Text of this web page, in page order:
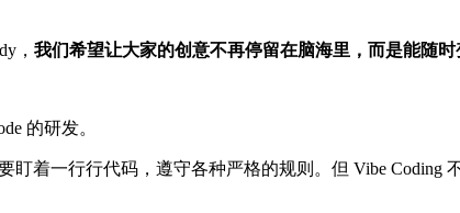
， 我们希望让大家的创意不再停留在脑海里，而是能随时
的研发。
着一行行代码，遵守各种严格的规则。但 Vibe Coding